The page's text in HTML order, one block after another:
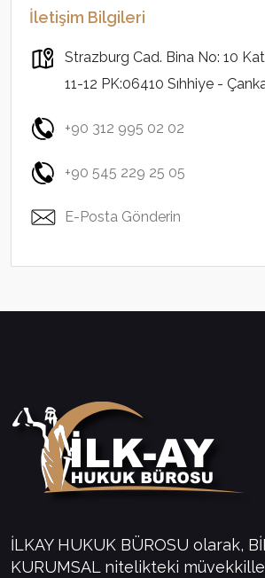
İletişim Bilgileri
Strazburg Cad. Bina No: 10
11-12 PK:06410 Sıhhiye -
+90 312 995 02 02
+90 545 229 25 05
E-Posta Gönderin
İLKAY HUKUK BÜROSU olarak,
KURUMSAL nitelikteki